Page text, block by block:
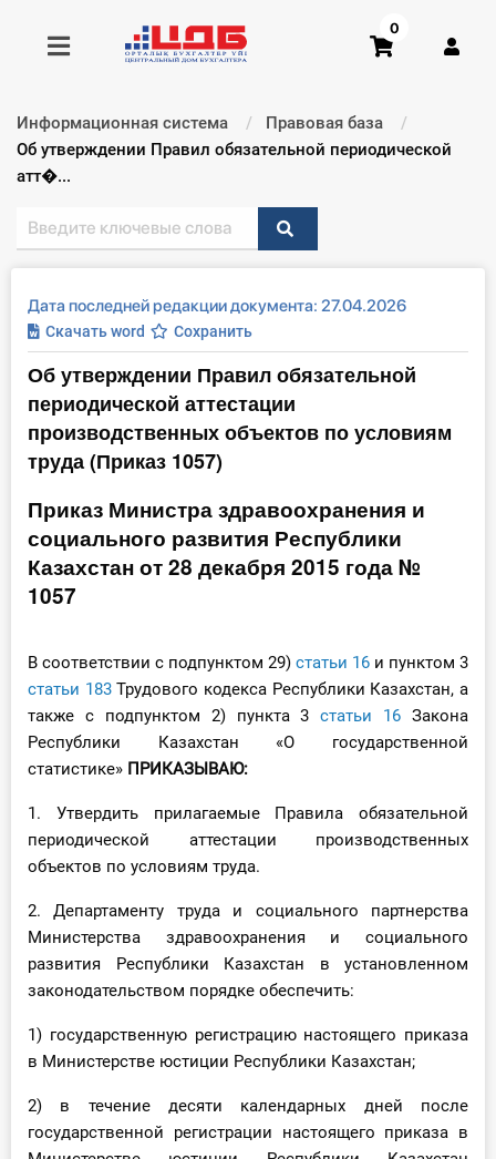
Получить консультацию
Главная ИС
Формы
Консультации
Правовая база
Библиотека бухгалтера
Вебинары
Участник ВЭД
Практика ИП
Учет по отраслям
Интернет-магазин
Обучение
Тарифы
0
Информационная система
Правовая база
Текущий:
Об утверждении Правил обязательной периодической
атт�...
Дата последней редакции документа: 27.04.2026
Скачать word Сохранить
Об утверждении Правил обязательной
периодической аттестации
производственных объектов по условиям
труда (Приказ 1057)
Приказ Министра здравоохранения и
социального развития Республики
Казахстан от 28 декабря 2015 года №
1057
В соответствии с подпунктом 29) статьи 16 и пунктом 3
статьи 183Трудового кодекса Республики Казахстан, а
также с подпунктом 2) пункта 3статьи 16 Закона
Республики Казахстан «О государственной
статистике» ПРИКАЗЫВАЮ:
1. Утвердить прилагаемые Правила обязательной
периодической аттестации производственных
объектов по условиям труда.
2. Департаменту труда и социального партнерства
Министерства здравоохранения и социального
развития Республики Казахстан в установленном
законодательством порядке обеспечить:
1) государственную регистрацию настоящего приказа
в Министерстве юстиции Республики Казахстан;
2) в течение десяти календарных дней после
государственной регистрации настоящего приказа в